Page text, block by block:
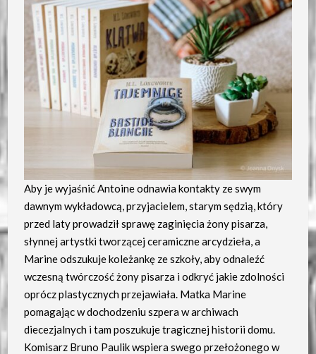
Aby je wyjaśnić Antoine odnawia kontakty ze swym
dawnym wykładowcą, przyjacielem, starym sędzią, który
przed laty prowadził sprawę zaginięcia żony pisarza,
słynnej artystki tworzącej ceramiczne arcydzieła, a
Marine odszukuje koleżankę ze szkoły, aby odnaleźć
wczesną twórczość żony pisarza i odkryć jakie zdolności
oprócz plastycznych przejawiała. Matka Marine
pomagając w dochodzeniu szpera w archiwach
diecezjalnych i tam poszukuje tragicznej historii domu.
Komisarz Bruno Paulik wspiera swego przełożonego w